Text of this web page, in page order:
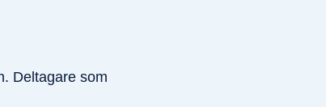
Deltagare som